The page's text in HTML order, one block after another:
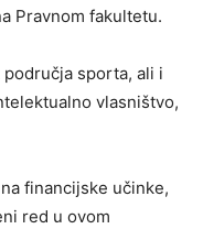
Pravnom fakultetu.
sporta, ali i
vlasništvo,
financijske učinke,
red u ovom